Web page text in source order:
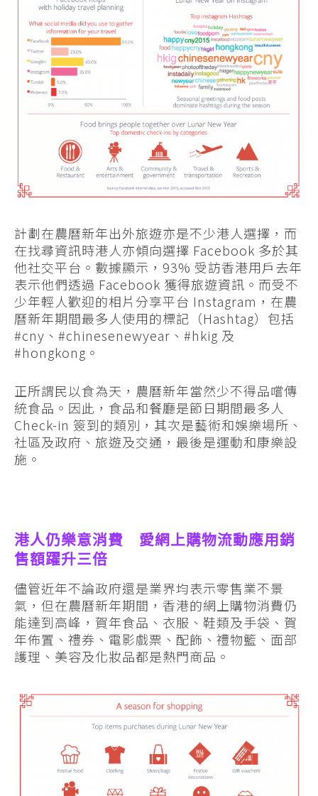
計劃在農曆新年出外旅遊亦是不少港人選擇，而
在找尋資訊時港人亦傾向選擇 Facebook 多於其
他社交平台。數據顯示，93% 受訪香港用戶去年
表示他們透過 Facebook 獲得旅遊資訊。而受不
少年輕人歡迎的相片分享平台 Instagram，在農
曆新年期間最多人使用的標記（Hashtag）包括
#cny、#chinesenewyear、#hkig 及
#hongkong。
正所謂民以食為天，農曆新年當然少不得品嚐傳
統食品。因此，食品和餐廳是節日期間最多人
Check-in 簽到的類別，其次是藝術和娛樂場所、
社區及政府、旅遊及交通，最後是運動和康樂設
施。
港人仍樂意消費 愛網上購物流動應用銷
售額躍升三倍
儘管近年不論政府還是業界均表示零售業不景
氣，但在農曆新年期間，香港的網上購物消費仍
能達到高峰，賀年食品、衣服、鞋類及手袋、賀
年佈置、禮券、電影戲票、配飾、禮物籃、面部
護理、美容及化妝品都是熱門商品。